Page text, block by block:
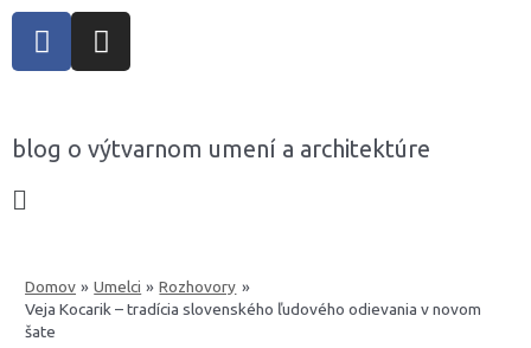
blog o výtvarnom umení a architektúre
Domov Umelci
Rozhovory
Veja Kocarik – tradícia slovenského ľudového odievania v novom
šate